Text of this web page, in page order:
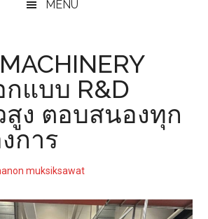
MENU
กแบบ R&D
สูง ตอบสนองทุก
การ
muksiksawat